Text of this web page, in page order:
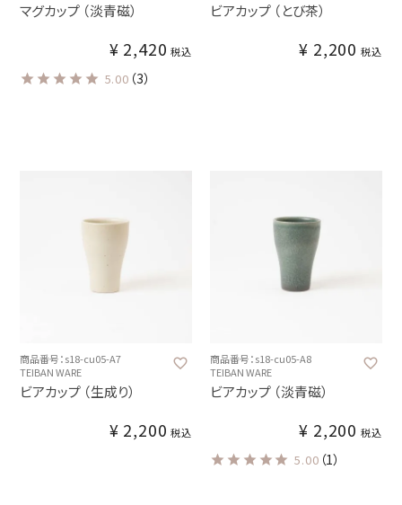
マグカップ （淡青磁）
¥ 2,420 税込
5.00 （3）
ビアカップ （とび茶）
¥ 2,200 税込
商品番号：s18-cu05-A7
TEIBAN WARE
ビアカップ （生成り）
¥ 2,200 税込
商品番号：s18-cu05-A8
TEIBAN WARE
ビアカップ （淡青磁）
¥ 2,200 税込
5.00 （1）